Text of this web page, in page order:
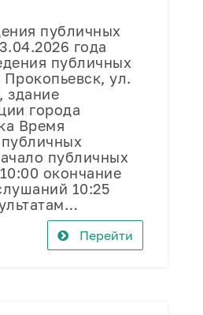
публичных
года
публичных
ул.
здание
города
Время
публичных
окончание
10:25
Перейти